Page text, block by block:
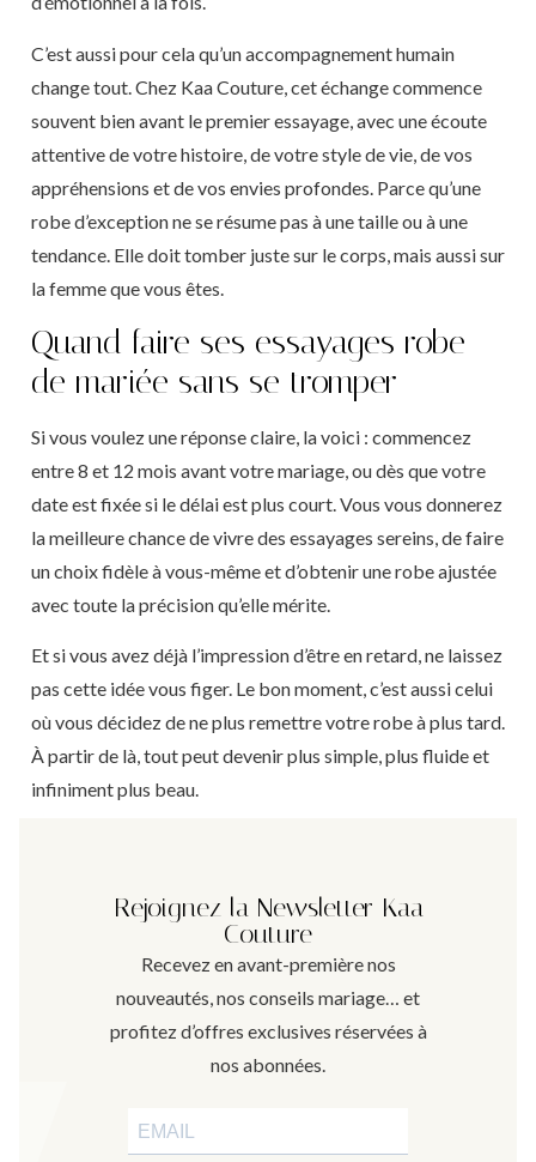
C’est aussi pour cela qu’un accompagnement humain
change tout. Chez Kaa Couture, cet échange commence
souvent bien avant le premier essayage, avec une écoute
attentive de votre histoire, de votre style de vie, de vos
appréhensions et de vos envies profondes. Parce qu’une
robe d’exception ne se résume pas à une taille ou à une
tendance. Elle doit tomber juste sur le corps, mais aussi sur
la femme que vous êtes.
Quand faire ses essayages robe
de mariée sans se tromper
Si vous voulez une réponse claire, la voici : commencez
entre 8 et 12 mois avant votre mariage, ou dès que votre
date est fixée si le délai est plus court. Vous vous donnerez
la meilleure chance de vivre des essayages sereins, de faire
un choix fidèle à vous-même et d’obtenir une robe ajustée
avec toute la précision qu’elle mérite.
Et si vous avez déjà l’impression d’être en retard, ne laissez
pas cette idée vous figer. Le bon moment, c’est aussi celui
où vous décidez de ne plus remettre votre robe à plus tard.
À partir de là, tout peut devenir plus simple, plus fluide et
infiniment plus beau.
Rejoignez la Newsletter Kaa
Couture
Recevez en avant-première nos
nouveautés, nos conseils mariage… et
profitez d’offres exclusives réservées à
nos abonnées.